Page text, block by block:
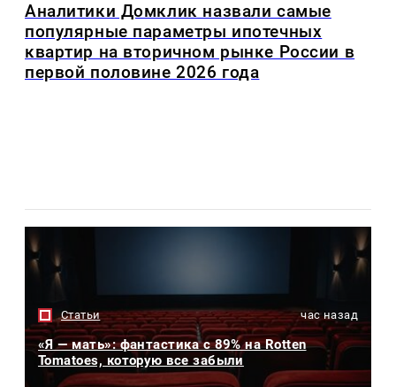
Аналитики Домклик назвали самые
популярные параметры ипотечных
квартир на вторичном рынке России в
первой половине 2026 года
Статьи час назад
«Я — мать»: фантастика с 89% на Rotten
Tomatoes, которую все забыли